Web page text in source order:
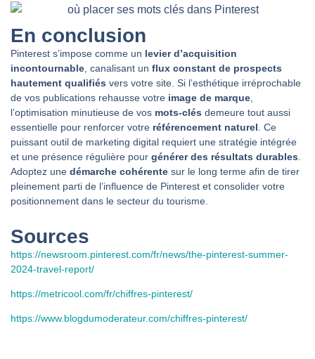
En conclusion
Pinterest s’impose comme un levier d’acquisition
incontournable, canalisant un flux constant de prospects
hautement qualifiés vers votre site. Si l’esthétique irréprochable
de vos publications rehausse votre image de marque,
l’optimisation minutieuse de vos mots-clés demeure tout aussi
essentielle pour renforcer votre référencement naturel. Ce
puissant outil de marketing digital requiert une stratégie intégrée
et une présence régulière pour générer des résultats durables.
Adoptez une démarche cohérente sur le long terme afin de tirer
pleinement parti de l’influence de Pinterest et consolider votre
positionnement dans le secteur du tourisme.
Sources
https://newsroom.pinterest.com/fr/news/the-pinterest-summer-
2024-travel-report/
https://metricool.com/fr/chiffres-pinterest/
https://www.blogdumoderateur.com/chiffres-pinterest/